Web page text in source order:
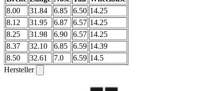
8.00
31.84 6.85 6.50 14.25
8.12
31.95 6.87 6.57 14.25
8.25
31.98 6.90 6.57 14.25
8.37
32.10 6.85 6.59 14.39
8.50
32.61 7.0 6.59 14.5
Hersteller